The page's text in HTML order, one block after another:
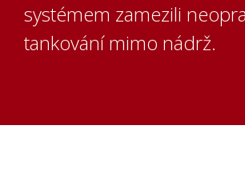
systémem zamezili
tankování mimo nádrž.